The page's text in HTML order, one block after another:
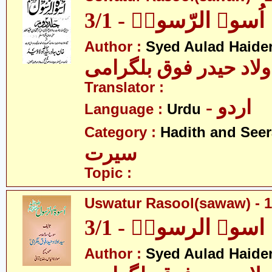
اُسوۃ الرّسولؐ - 3/1
Author : Syed Aulad
حیدر فوق بلگرامی
Translator :
Language : Urdu - اردو
Category : Hadith and
سیرت
Topic :
Uswatur Rasool(sawaw) -
اسوۃ الرسولؐ - 3/1
Author : Syed Aulad